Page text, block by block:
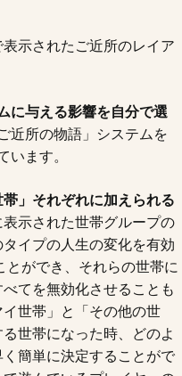
に与える影響を自分で選
近所の物語」システムを
います。
帯」それぞれに加えられる
示された世帯グループの
イプの人生の変化を有効
ができ、それらの世帯に
てを無効化させることも
世帯」と「その他の世
世帯になった時、どのよ
簡単に決定することがで